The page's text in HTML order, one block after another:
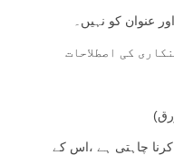
عنوان کو نہیں۔
کی اصطلاحات
چاہتی ہے ،اس کے